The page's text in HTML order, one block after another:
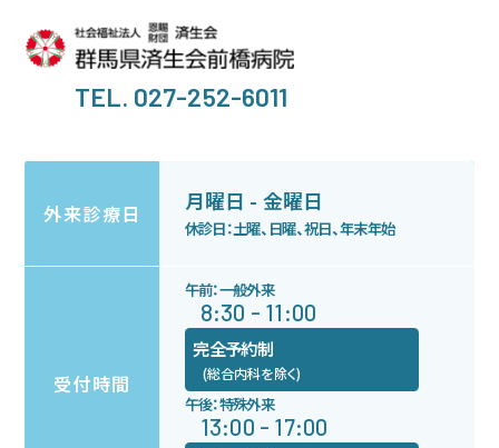
アクセス
お知らせ
TEL. 027-252-6011
外来診療日 月曜日 - 金曜日
休診日：土曜、日曜、祝日、年末年始
受付時間
午前：一般外来
8:30 - 11:00
完全予約制
(総合内科を除く)
午後：特殊外来
13:00 - 17:00